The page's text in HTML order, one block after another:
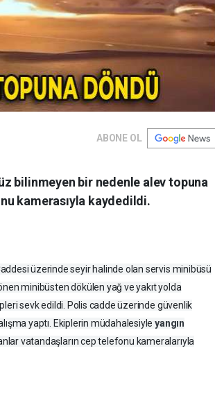
ABONE OL
bilinmeyen bir nedenle alev topuna
kamerasıyla kaydedildi.
üzerinde seyir halinde olan servis minibüsü
minibüsten dökülen yağ ve yakıt yolda
sevk edildi. Polis cadde üzerinde güvenlik
yaptı. Ekiplerin müdahalesiyleyangın
vatandaşların cep telefonu kameralarıyla